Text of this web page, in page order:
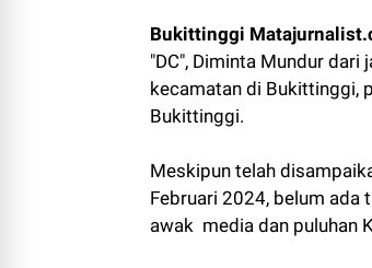
Bukittinggi
"DC", Diminta Mundur
kecamatan di Bukittinggi,
Bukittinggi.
Meskipun telah
Februari 2024, belum ada
awak media dan puluhan